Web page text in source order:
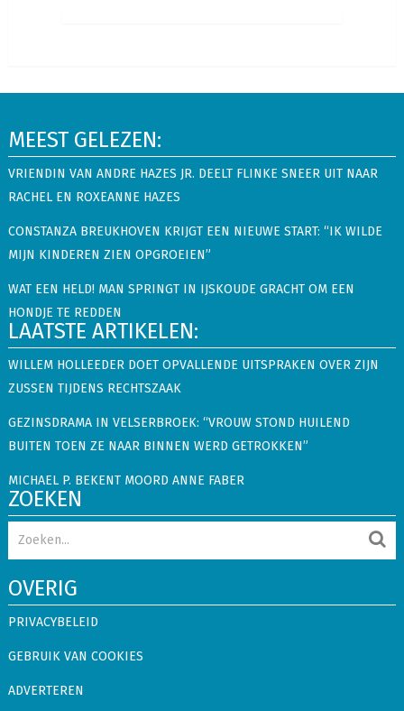
MEEST GELEZEN:
VRIENDIN VAN ANDRE HAZES JR. DEELT FLINKE SNEER UIT NAAR
RACHEL EN ROXEANNE HAZES
CONSTANZA BREUKHOVEN KRIJGT EEN NIEUWE START: “IK WILDE
MIJN KINDEREN ZIEN OPGROEIEN”
WAT EEN HELD! MAN SPRINGT IN IJSKOUDE GRACHT OM EEN
HONDJE TE REDDEN
LAATSTE ARTIKELEN:
WILLEM HOLLEEDER DOET OPVALLENDE UITSPRAKEN OVER ZIJN
ZUSSEN TIJDENS RECHTSZAAK
GEZINSDRAMA IN VELSERBROEK: “VROUW STOND HUILEND
BUITEN TOEN ZE NAAR BINNEN WERD GETROKKEN”
MICHAEL P. BEKENT MOORD ANNE FABER
ZOEKEN
OVERIG
PRIVACYBELEID
GEBRUIK VAN COOKIES
ADVERTEREN